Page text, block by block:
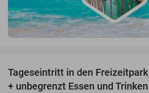
Tageseintritt in den
+ unbegrenzt Essen und Trinken